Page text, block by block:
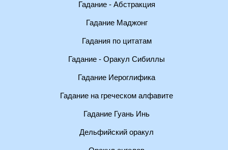
Гадание - Абстракция
Гадание Маджонг
Гадания по цитатам
Гадание - Оракул Сибиллы
Гадание Иероглифика
Гадание на греческом алфавите
Гадание Гуань Инь
Дельфийский оракул